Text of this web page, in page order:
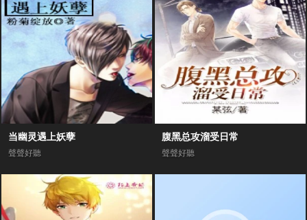
当幽灵遇上妖孽
聲聲好聽
腹黑总攻溜受日常
聲聲好聽